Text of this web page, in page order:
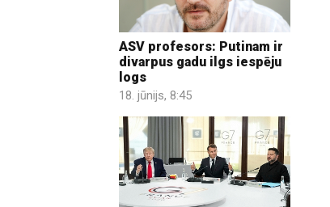
ASV profesors: Putinam ir
divarpus gadu ilgs iespēju
logs
18. jūnijs, 8:45